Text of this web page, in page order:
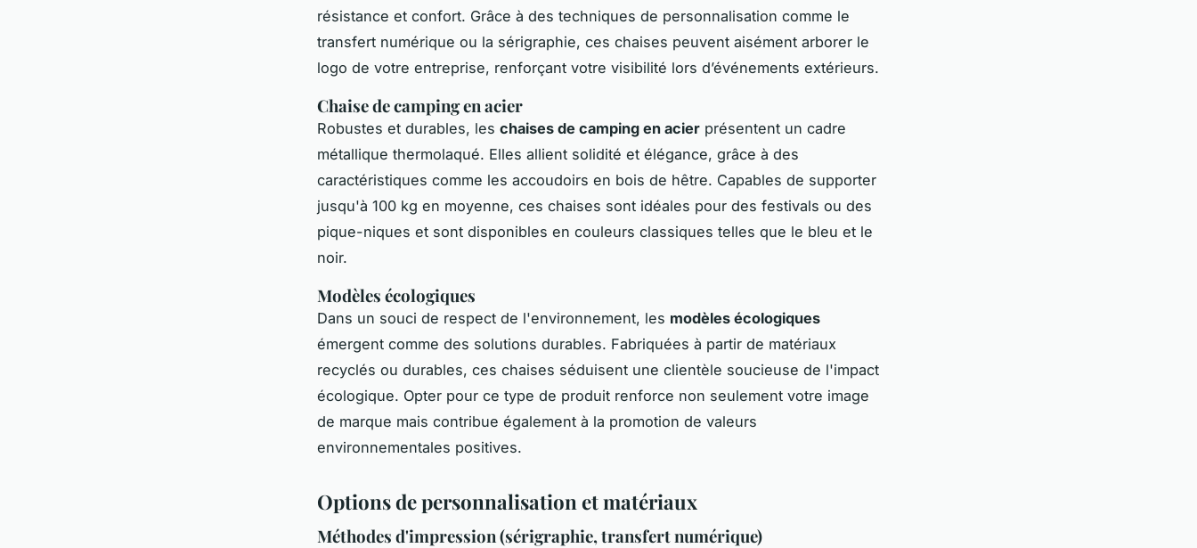
résistance et confort. Grâce à des techniques de personnalisation comme le
transfert numérique ou la sérigraphie, ces chaises peuvent aisément arborer le
logo de votre entreprise, renforçant votre visibilité lors d’événements extérieurs.
Chaise de camping en acier
Robustes et durables, les chaises de camping en acier présentent un cadre
métallique thermolaqué. Elles allient solidité et élégance, grâce à des
caractéristiques comme les accoudoirs en bois de hêtre. Capables de supporter
jusqu'à 100 kg en moyenne, ces chaises sont idéales pour des festivals ou des
pique-niques et sont disponibles en couleurs classiques telles que le bleu et le
noir.
Modèles écologiques
Dans un souci de respect de l'environnement, les modèles écologiques
émergent comme des solutions durables. Fabriquées à partir de matériaux
recyclés ou durables, ces chaises séduisent une clientèle soucieuse de l'impact
écologique. Opter pour ce type de produit renforce non seulement votre image
de marque mais contribue également à la promotion de valeurs
environnementales positives.
Options de personnalisation et matériaux
Méthodes d'impression (sérigraphie, transfert numérique)